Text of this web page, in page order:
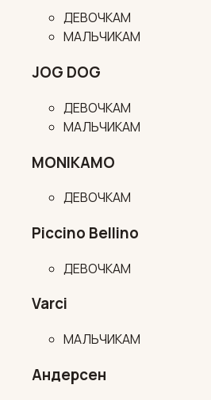
ДЕВОЧКАМ
МАЛЬЧИКАМ
JOG DOG
ДЕВОЧКАМ
МАЛЬЧИКАМ
MONIKAMO
ДЕВОЧКАМ
Piccino Bellino
ДЕВОЧКАМ
Varci
МАЛЬЧИКАМ
Андерсен